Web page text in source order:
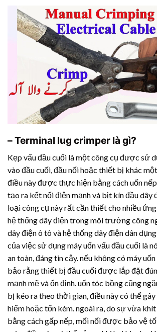
– Terminal lug crimper là gì?
Kẹp vấu đầu cuối là một công cụ được sử
vào đầu cuối, đầu nối hoặc thiết bị khác
điều này được thực hiện bằng cách uốn
tạo ra kết nối điện mạnh và bịt kín đầu dây
loại công cụ này rất cần thiết cho nhiều
hệ thống dây điện trong môi trường công
dây điện ô tô và hệ thống dây điện dân
của việc sử dụng máy uốn vấu đầu cuối là
an toàn, đáng tin cậy. nếu không có máy
bảo rằng thiết bị đầu cuối được lắp đặt
mạnh mẽ và ổn định. uốn tóc bồng cũng
bị kéo ra theo thời gian, điều này có thể
hiểm hoặc tốn kém. ngoài ra, do sự vừa
bằng cách gấp nếp, mối nối được bảo vệ